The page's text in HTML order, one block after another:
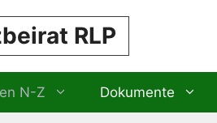
RLP
N-Z Dokumente